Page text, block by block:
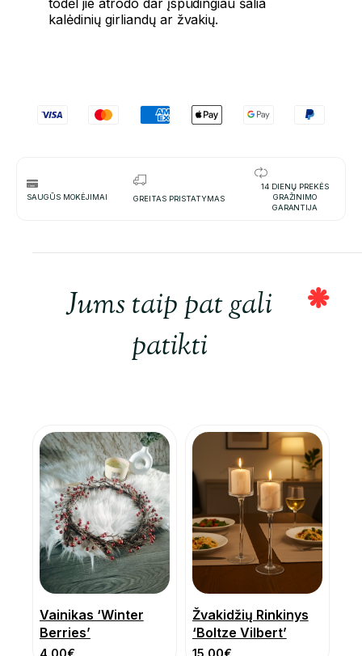
kalėdinių girliandų ar žvakių.
SAUGŪS MOKĖJIMAI GREITAS PRISTATYMAS
14 DIENŲ PREKĖS
GRAŽINIMO
GARANTIJA
Jums taip pat gali
patikti
Vainikas ‘Winter
Berries’
4.00€
Žvakidžių Rinkinys
‘Boltze Vilbert’
15.00€